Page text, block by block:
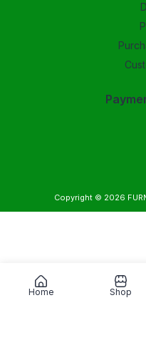
Copyright © 2026
Home Shop